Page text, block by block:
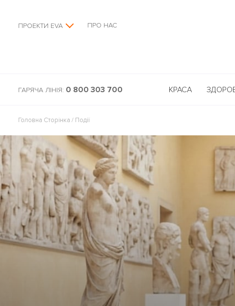
ПРОЕКТИ EVA ПРО НАС
ГАРЯЧА ЛІНІЯ: 0 800 303 700 КРАСА
Головна Сторінка / Події